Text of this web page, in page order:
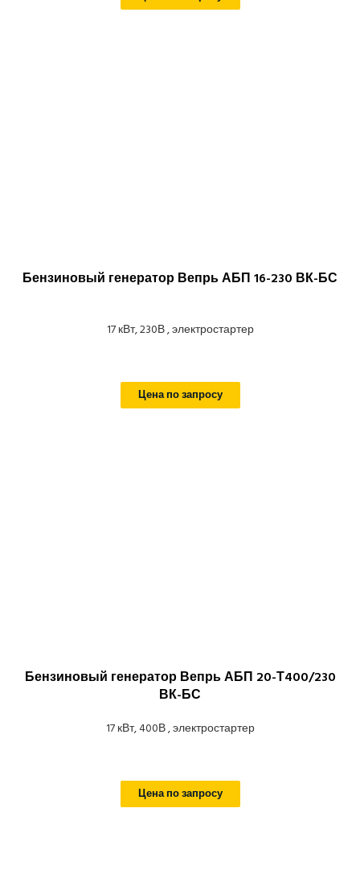
Бензиновый генератор Вепрь АБП 16-230 ВК-БС
17 кВт, 230В , электростартер
Цена по запросу
Бензиновый генератор Вепрь АБП 20-Т400/230
ВК-БС
17 кВт, 400В , электростартер
Цена по запросу